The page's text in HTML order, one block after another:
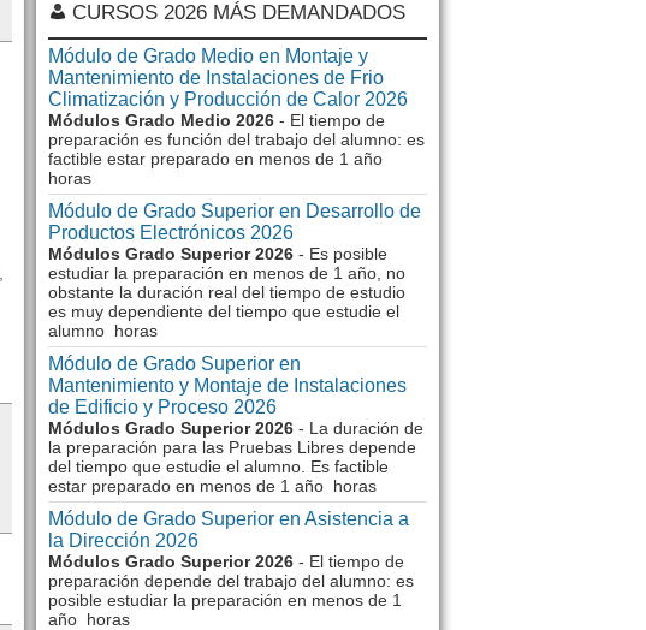
CURSOS 2026 MÁS DEMANDADOS
Módulo de Grado Medio en Montaje y
Mantenimiento de Instalaciones de Frio
Climatización y Producción de Calor 2026
Módulos Grado Medio 2026 - El tiempo de
preparación es función del trabajo del alumno: es
factible estar preparado en menos de 1 año
horas
Módulo de Grado Superior en Desarrollo de
Productos Electrónicos 2026
Módulos Grado Superior 2026 - Es posible
estudiar la preparación en menos de 1 año, no
obstante la duración real del tiempo de estudio
es muy dependiente del tiempo que estudie el
alumno horas
Módulo de Grado Superior en
Mantenimiento y Montaje de Instalaciones
de Edificio y Proceso 2026
Módulos Grado Superior 2026 - La duración de
la preparación para las Pruebas Libres depende
del tiempo que estudie el alumno. Es factible
estar preparado en menos de 1 año horas
Módulo de Grado Superior en Asistencia a
la Dirección 2026
Módulos Grado Superior 2026 - El tiempo de
preparación depende del trabajo del alumno: es
posible estudiar la preparación en menos de 1
año horas